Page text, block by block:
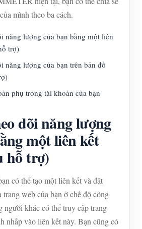
mình theo ba cách.
năng lượng của bạn bằng một liên
trợ)
năng lượng của bạn trên bản đồ
phụ trong tài khoản của bạn
dõi năng lượng
một liên kết
hỗ trợ)
có thể tạo một liên kết và đặt
trang web của bạn ở chế độ công
người khác có thể truy cập trang
nhấp vào liên kết này. Bạn cũng có